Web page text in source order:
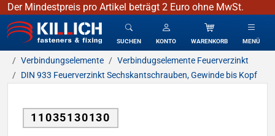
Der Mindestpreis pro Artikel beträgt 2 Euro ohne MwSt.
KILLICH - Verbindungselemente
SUCHEN KONTO WARENKORB MENÜ
Verbindungselemente
Verbindugselemente Feuerverzinkt
DIN 933 Feuerverzinkt Sechskantschrauben, Gewinde bis Kopf
11035130130